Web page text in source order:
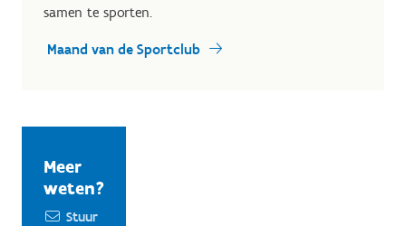
samen te sporten.
Maand van de Sportclub
Meer
weten?
Stuur